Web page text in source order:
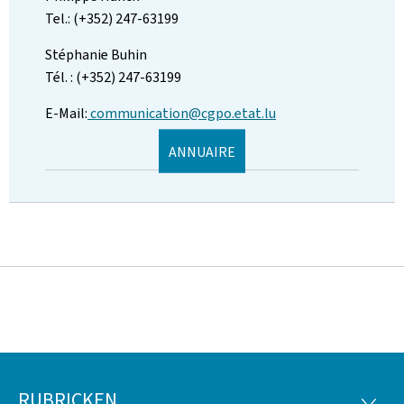
Tel.: (+352) 247-63199
Stéphanie Buhin
Tél. : (+352) 247-63199
E-Mail:communication@cgpo.etat.lu
ANNUAIRE